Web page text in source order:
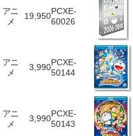
アニ
メ
19,950PCXE-
60026
アニ
メ
3,990PCXE-
50144
アニ
メ
3,990PCXE-
50143